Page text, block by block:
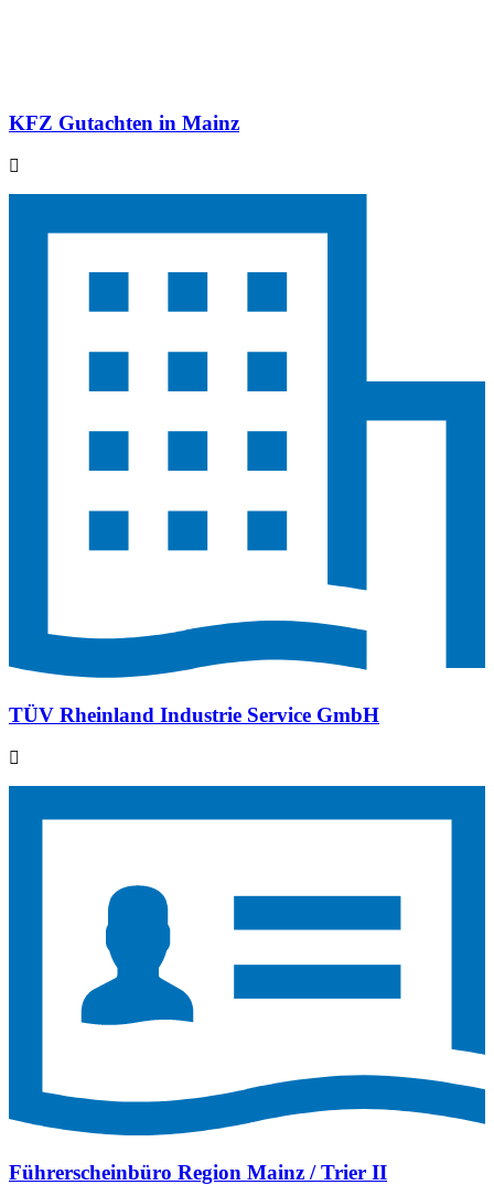
KFZ Gutachten in Mainz
TÜV Rheinland Industrie Service GmbH
Führerscheinbüro Region Mainz / Trier II